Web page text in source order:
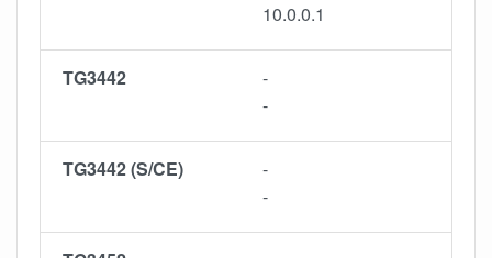
10.0.0.1
TG3442
-
-
TG3442 (S/CE)
-
-